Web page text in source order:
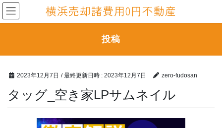
コ
ン
テ
へ
ナ
ビ
ゲ
ョ
横浜売却諸費用0円不動産
投稿
2023年12月7日 / 最終更新日時 : 2023年12月7日 zero-fudosan
タッグ_空き家LPサムネイル